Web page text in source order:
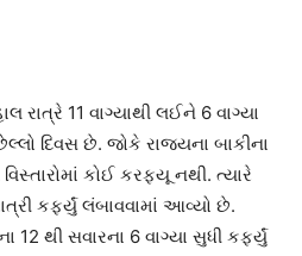
રાત્રે 11 વાગ્યાથી લઈને 6 વાગ્યા
દિવસ છે. જોકે રાજ્યના બાકીના
કોઈ કરફ્યૂ નથી. ત્યારે
કર્ફ્યું લંબાવવામાં આવ્યો છે.
12 થી સવારના 6 વાગ્યા સુધી કર્ફ્યું